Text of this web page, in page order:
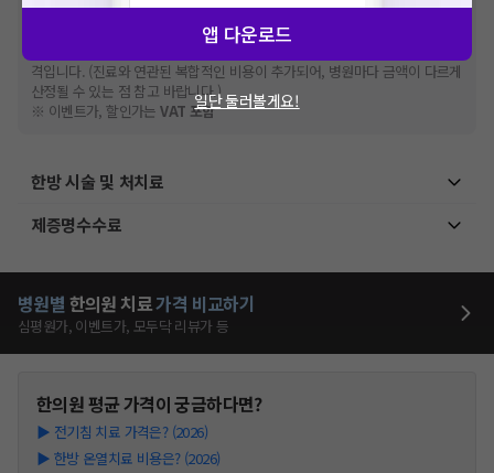
※비급여 항목의 경우,추가비용 등으로 실제 가격과 상이할 수 있으니, 정확
한 가격은 해당 의료기관에 직접 문의해주세요.
건강보험심사평가원
격입니다. (진료와 연관된 복합적인 비용이 추가되어, 병원마다 금액이 다르게
산정될 수 있는 점 참고 바랍니다.)
※ 이벤트가, 할인가는VAT 포함
한방 시술 및 처치료
제증명수수료
병원별 한의원 치료가격 비교하기
심평원가, 이벤트가, 모두닥 리뷰가 등
한의원평균 가격이 궁금하다면?
▶ 전기침 치료 가격은? (2026)
▶ 한방 온열치료 비용은? (2026)
앱 다운로드
일단 둘러볼게요!